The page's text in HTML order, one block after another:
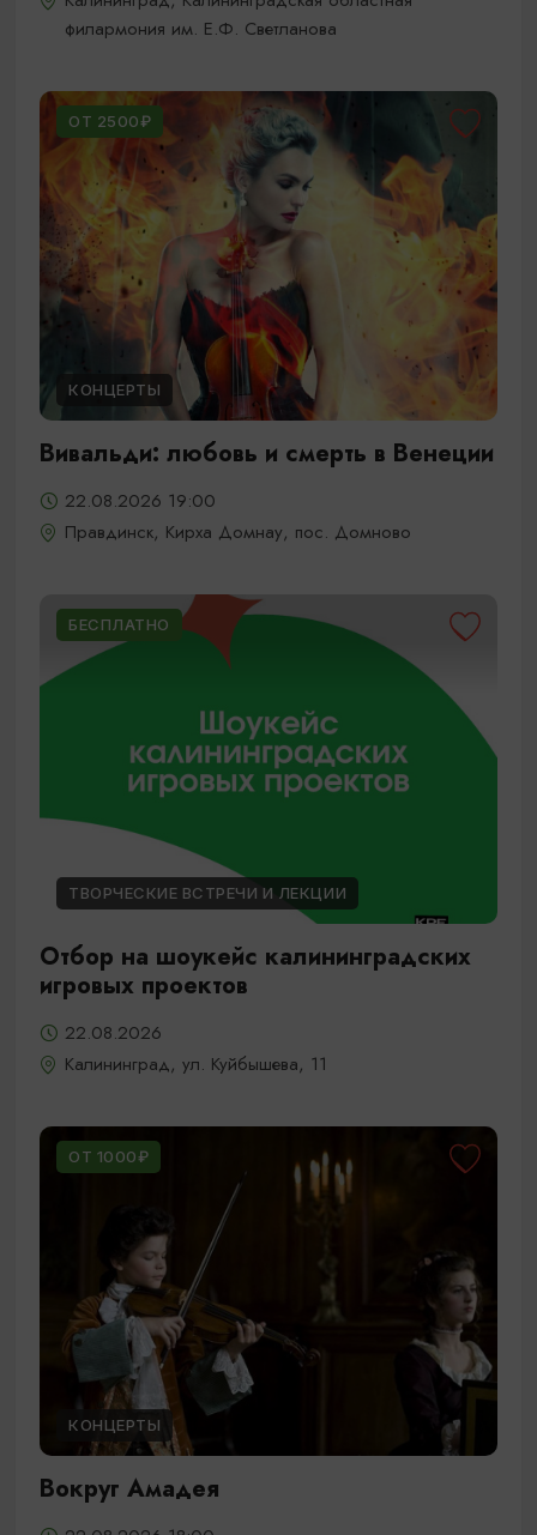
филармония им. Е.Ф. Светланова
ОТ 2500₽
КОНЦЕРТЫ
Вивальди: любовь и смерть в Венеции
22.08.2026 19:00
Правдинск, Кирха Домнау, пос. Домново
БЕСПЛАТНО
ТВОРЧЕСКИЕ ВСТРЕЧИ И ЛЕКЦИИ
Отбор на шоукейс калининградских
игровых проектов
22.08.2026
Калининград, ул. Куйбышева, 11
ОТ 1000₽
КОНЦЕРТЫ
Вокруг Амадея